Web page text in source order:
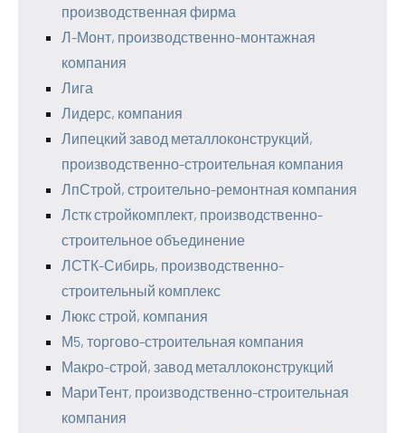
производственная фирма
Л-Монт, производственно-монтажная
компания
Лига
Лидерс, компания
Липецкий завод металлоконструкций,
производственно-строительная компания
ЛпСтрой, строительно-ремонтная компания
Лстк стройкомплект, производственно-
строительное объединение
ЛСТК-Сибирь, производственно-
строительный комплекс
Люкс строй, компания
М5, торгово-строительная компания
Макро-строй, завод металлоконструкций
МариТент, производственно-строительная
компания